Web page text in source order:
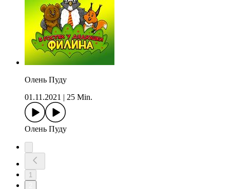
Олень Пуду
01.11.2021
25 Min.
Олень Пуду
1